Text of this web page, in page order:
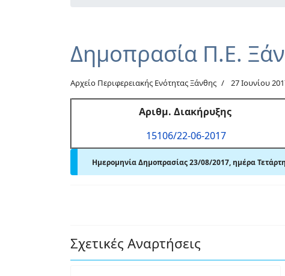
Δημοπρασία Π.Ε.
Αρχείο Περιφερειακής Ενότητας Ξάνθης 27 Ιουνίου
Αριθμ. Διακήρυξης
15106/22-06-2017
Ημερομηνία Δημοπρασίας 23/08/2017, ημέρα
Σχετικές Αναρτήσεις